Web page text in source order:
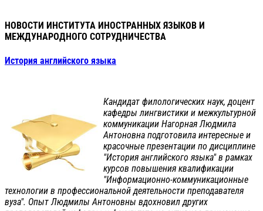
НОВОСТИ ИНСТИТУТА ИНОСТРАННЫХ ЯЗЫКОВ И
МЕЖДУНАРОДНОГО СОТРУДНИЧЕСТВА
История английского языка
Кандидат филологических наук, доцент
кафедры лингвистики и межкультурной
коммуникации Нагорная Людмила
Антоновна подготовила интересные и
красочные презентации по дисциплине
"История английского языка" в рамках
курсов повышения квалификации
"Информационно-коммуникационные
технологии в профессиональной деятельности преподавателя
вуза". Опыт Людмилы Антоновны вдохновил других